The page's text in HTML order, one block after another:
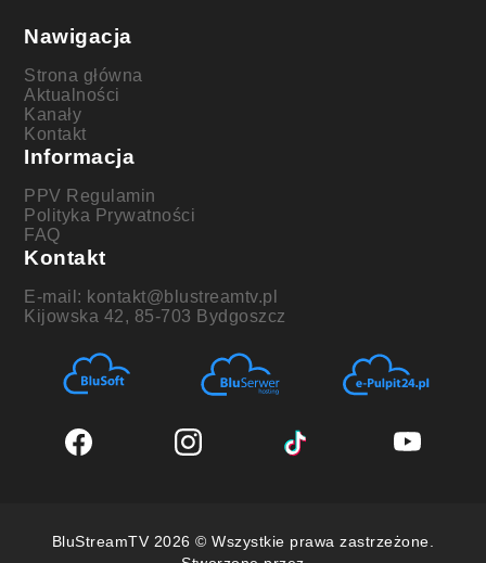
Nawigacja
Strona główna
Aktualności
Kanały
Kontakt
Informacja
PPV Regulamin
Polityka Prywatności
FAQ
Kontakt
E-mail: kontakt@blustreamtv.pl
Kijowska 42, 85-703 Bydgoszcz
BluStreamTV 2026 © Wszystkie prawa zastrzeżone.